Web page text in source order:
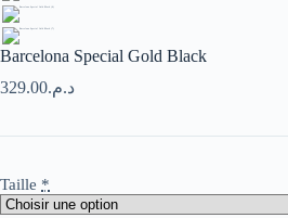
Barcelona Special Gold Black
د.م.329.00
Taille *